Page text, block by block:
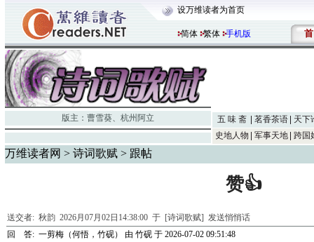
设万维读者为首页
简体 繁体 手机版 首
版主： 曹雪葵、 杭州阿立 五 味 斋 茗香茶语
天下
史地人物
军事天地 跨国
万维读者网 > 诗词歌赋 > 跟帖
赞👍
送交者: 秋韵 2026月07月02日14:38:00 于 [诗词歌赋] 发送悄悄话
回 答: 一剪梅（何悟，竹砚） 由 竹砚 于 2026-07-02 09:51:48